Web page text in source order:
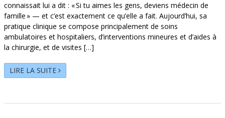
connaissait lui a dit : « Si tu aimes les gens, deviens médecin de
famille » — et c’est exactement ce qu’elle a fait. Aujourd’hui, sa
pratique clinique se compose principalement de soins
ambulatoires et hospitaliers, d’interventions mineures et d’aides à
la chirurgie, et de visites […]
LIRE LA SUITE